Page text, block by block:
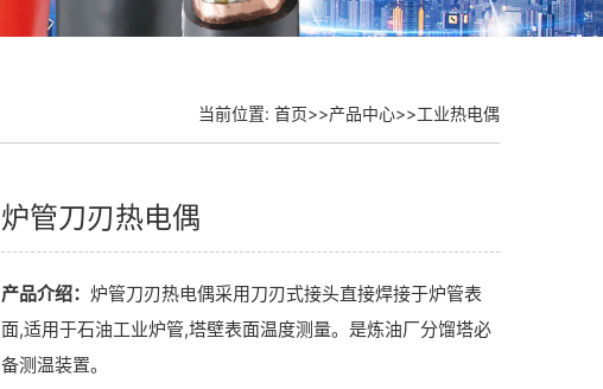
当前位置: 首页>>产品中心>>工业热电偶
炉管刀刃热电偶
产品介绍： 炉管刀刃热电偶采用刀刃式接头直接焊接于炉管表
面,适用于石油工业炉管,塔壁表面温度测量。是炼油厂分馏塔必
备测温装置。